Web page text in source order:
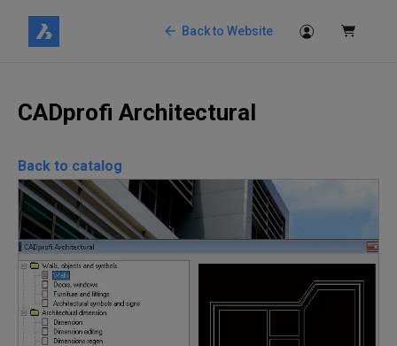
Back to Website
CADprofi Architectural
Back to catalog